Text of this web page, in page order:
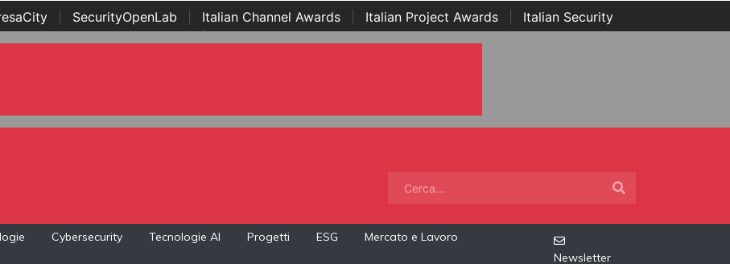
SecurityOpenLab Italian Channel Awards Italian Project Awards
Italian Security
Awards | ...
Cybersecurity Tecnologie AI Progetti ESG
Mercato e Lavoro
Newsletter